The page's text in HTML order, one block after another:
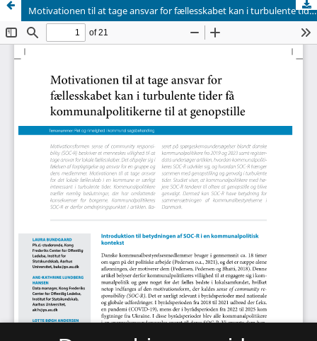
Motivationen til at tage ansvar for fællesskabet kan i turbulente tider få kommunalpolitikerne til at genopstille